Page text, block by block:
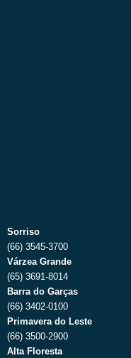
Sorriso
(66) 3545-3700
Várzea Grande
(65) 3691-8014
Barra do Garças
(66) 3402-0100
Primavera do Leste
(66) 3500-2900
Alta Floresta